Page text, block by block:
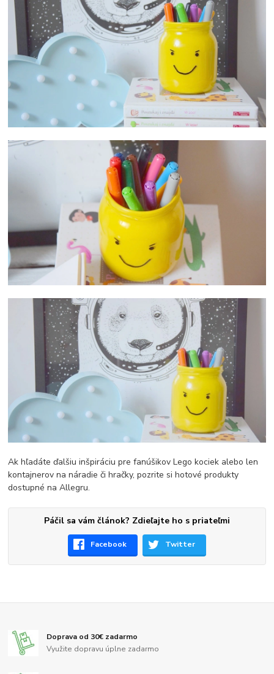
Ak hľadáte ďalšiu inšpiráciu pre fanúšikov Lego kociek alebo len
kontajnerov na náradie či hračky, pozrite si hotové produkty
dostupné na Allegru.
Páčil sa vám článok? Zdieľajte ho s priateľmi
Facebook Twitter
Doprava od 30€ zadarmo
Využite dopravu úplne zadarmo